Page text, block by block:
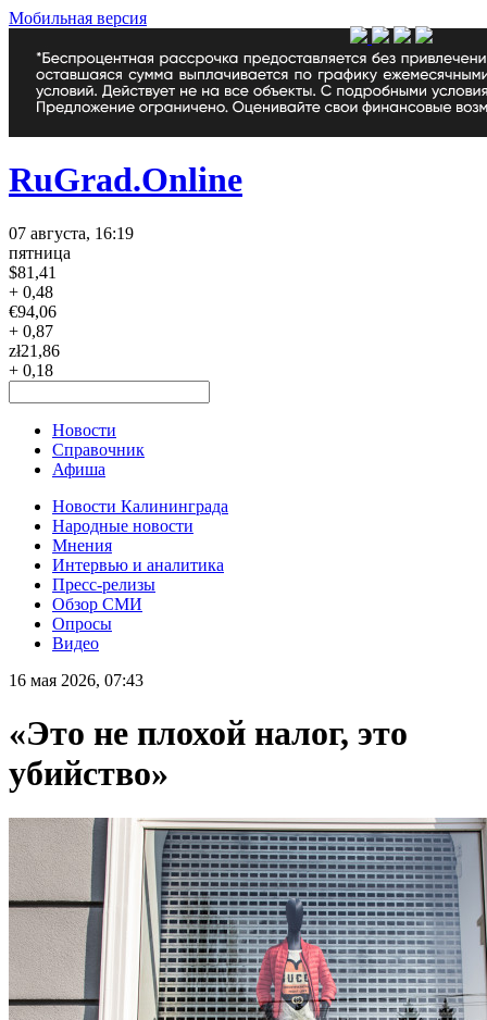
Мобильная версия
RuGrad.Online
07 августа, 16:19
пятница
$81,41
+ 0,48
€94,06
+ 0,87
zł21,86
+ 0,18
Новости
Справочник
Афиша
Новости Калининграда
Народные новости
Мнения
Интервью и аналитика
Пресс-релизы
Обзор СМИ
Опросы
Видео
16 мая 2026, 07:43
«Это не плохой налог, это
убийство»